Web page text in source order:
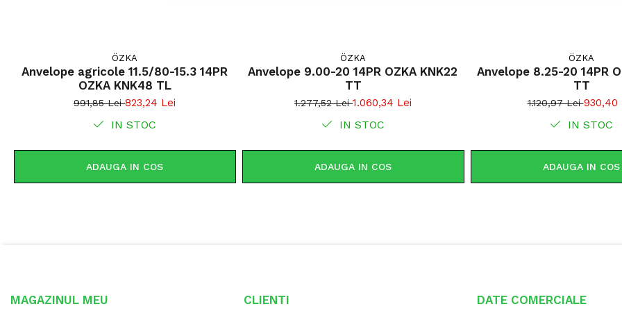
Ideală
ÖZKA
Anvelope agricole 11.5/80-15.3 14PR
OZKA KNK48 TL
991,85 Lei823,24 Lei
IN STOC
ADAUGA IN COS
ÖZKA
Anvelope 9.00-20 14PR OZKA KNK22
TT
1.277,52 Lei1.060,34 Lei
IN STOC
ADAUGA IN COS
ÖZKA
Anvelope 8.25-20 14PR
TT
1.120,97 Lei930,40
IN STOC
ADAUGA IN COS
MAGAZINUL MEU CLIENTI DATE COMERCIALE